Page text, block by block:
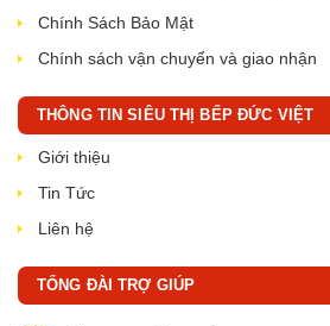
Chính Sách Bảo Mật
Chính sách vận chuyển và giao nhận
THÔNG TIN SIÊU THỊ BẾP ĐỨC VIỆT
Giới thiệu
Tin Tức
Liên hệ
TỔNG ĐÀI TRỢ GIÚP